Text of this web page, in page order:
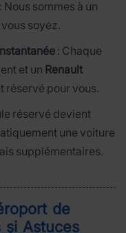
: Nous sommes à un
soyez.
: Chaque
et un Renault
réservé pour vous.
réservé devient
une voiture
supplémentaires.
de
și Astuces